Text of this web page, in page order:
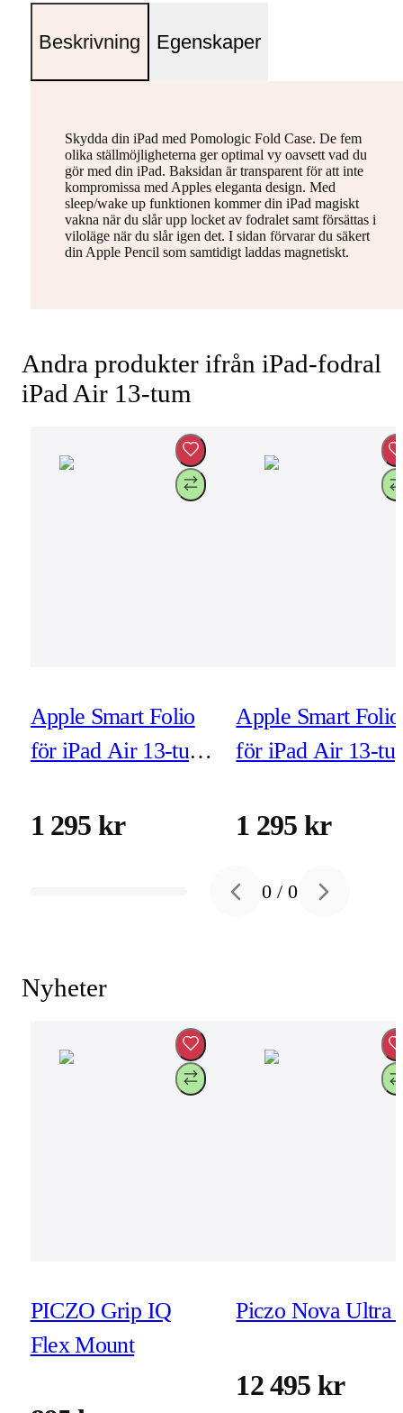
Beskrivning Egenskaper
Skydda din iPad med Pomologic Fold Case. De fem
olika ställmöjligheterna ger optimal vy oavsett vad du
gör med din iPad. Baksidan är transparent för att inte
kompromissa med Apples eleganta design. Med
sleep/wake up funktionen kommer din iPad magiskt
vakna när du slår upp locket av fodralet samt försättas i
viloläge när du slår igen det. I sidan förvarar du säkert
din Apple Pencil som samtidigt laddas magnetiskt.
Andra produkter ifrån iPad-fodral
iPad Air 13-tum
Apple Smart Folio
för iPad Air 13-tum
1 295 kr
Apple Smart Folio
för iPad Air 13-
1 295 kr
Previous slide
0 /0 Next slide
Nyheter
PICZO Grip IQ
Flex Mount
Piczo Nova Ultra
12 495 kr